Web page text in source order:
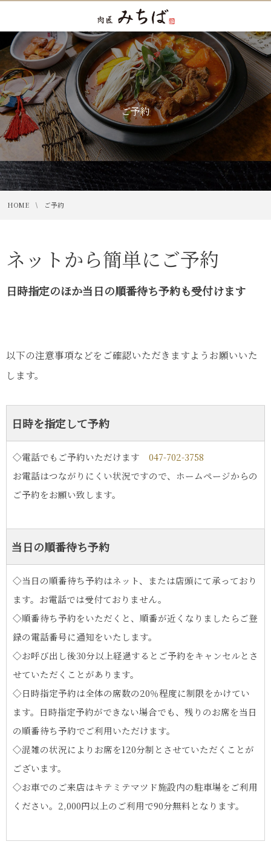
ご予約
HOME ご予約
ネットから簡単にご予約
日時指定のほか当日の順番待ち予約も受付けます
以下の注意事項などをご確認いただきますようお願いいた
します。
日時を指定して予約
◇電話でもご予約いただけます 047-702-3758
お電話はつながりにくい状況ですので、ホームページからの
ご予約をお願い致します。
当日の順番待ち予約
◇当日の順番待ち予約はネット、または店頭にて承っており
ます。お電話では受付ておりません。
◇順番待ち予約をいただくと、順番が近くなりましたらご登
録の電話番号に通知をいたします。
◇お呼び出し後30分以上経過するとご予約をキャンセルとさ
せていただくことがあります。
◇日時指定予約は全体の席数の20％程度に制限をかけてい
ます。日時指定予約ができない場合でも、残りのお席を当日
の順番待ち予約でご利用いただけます。
◇混雑の状況によりお席を120分制とさせていただくことが
ございます。
◇お車でのご来店はキテミテマツド施設内の駐車場をご利用
ください。2,000円以上のご利用で90分無料となります。